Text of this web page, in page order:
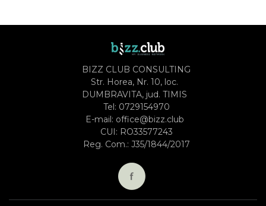
BIZZ CLUB CONSULTING
Str. Horea, Nr. 10, loc.
DUMBRAVITA, jud. TIMIS
Tel: 0729154970
E-mail: office@bizz.club
CUI: RO33577243
Reg. Com.: J35/1844/2017